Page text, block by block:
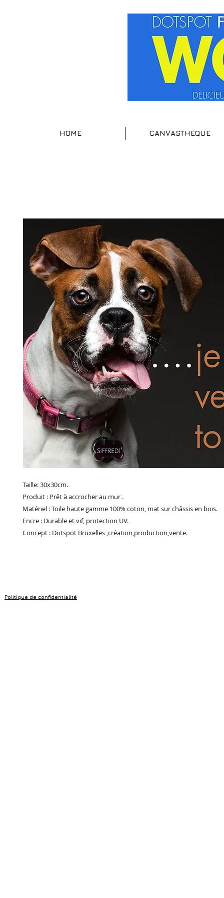
HOME CANVASTHEQUE
Taille: 30x30cm.
Produit : Prêt à accrocher au mur .
Matériel : Toile haute gamme 100% coton, mat sur châssis en bois.
Encre : Durable et vif, protection UV.
Concept : Dotspot Bruxelles ,création,production,vente.
Politique de confidentialité